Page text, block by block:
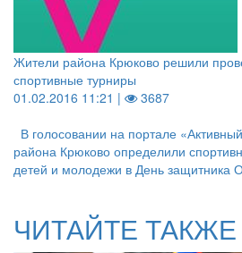
Жители района Крюково решили
спортивные турниры
01.02.2016 11:21 |
3687
В голосовании на портале
района Крюково определили
детей и молодежи в День защитника
ЧИТАЙТЕ ТАКЖЕ